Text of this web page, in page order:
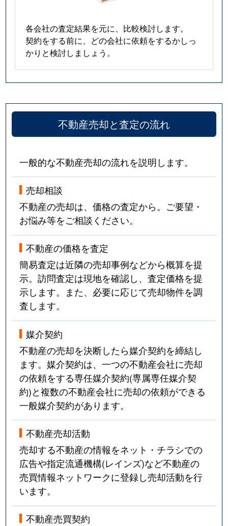
各会社の査定結果を元に、比較検討します。
契約をする前に、どの会社に依頼をするかしっ
かりと検討しましょう。
不動産売却と査定の流れ
一般的な不動産売却の流れを説明します。
売却相談
不動産の売却は、価格の査定から。ご要望・
お悩み等をご相談ください。
不動産の価格を査定
簡易査定は近隣の売却事例などから概算を提
示。訪問査定は現地を確認し、査定価格を提
示します。また、必要に応じて売却物件を調
査します。
媒介契約
不動産の売却を決断したら媒介契約を締結し
ます。媒介契約は、一つの不動産会社に売却
の依頼をする専任媒介契約(専属専任媒介契
約)と複数の不動産会社に売却の依頼ができる
一般媒介契約があります。
不動産売却活動
売却する不動産の情報をネット・チラシでの
広告や指定流通機構(レインズ)など不動産の
売買情報ネットワークに登録し売却活動を行
います。
不動産売買契約